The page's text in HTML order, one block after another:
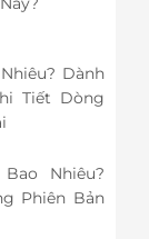
Dành
Tiết Dòng
Nhiêu?
Phiên Bản